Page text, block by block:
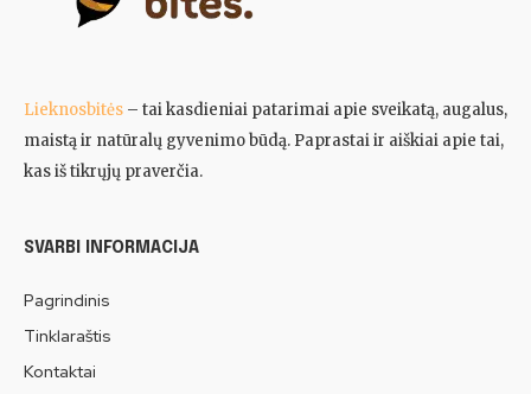
Lieknosbitės – tai kasdieniai patarimai apie sveikatą, augalus,
maistą ir natūralų gyvenimo būdą. Paprastai ir aiškiai apie tai,
kas iš tikrųjų praverčia.
SVARBI INFORMACIJA
Pagrindinis
Tinklaraštis
Kontaktai